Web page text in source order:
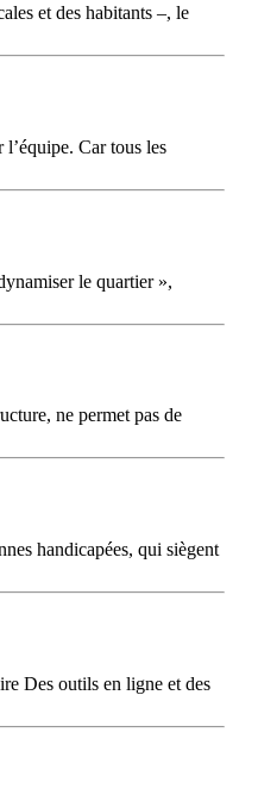
et des habitants –, le
l’équipe. Car tous les
le quartier »,
ne permet pas de
handicapées, qui siègent
Des outils en ligne et des